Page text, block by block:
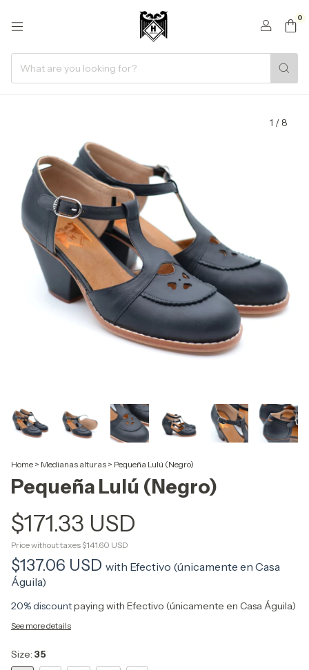
0
1 /8
Home > Medianas alturas > Pequeña Lulú (Negro)
Pequeña Lulú (Negro)
$171.33 USD
Price without taxes $141.60 USD
$137.06 USD with Efectivo (únicamente en Casa
Águila)
20% discountpaying with Efectivo (únicamente en Casa Águila)
See more details
Size: 35